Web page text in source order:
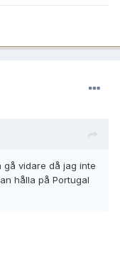
gå vidare då jag inte
hålla på Portugal